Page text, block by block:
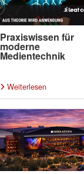
Praxiswissen für
moderne
Medientechnik
Weiterlesen